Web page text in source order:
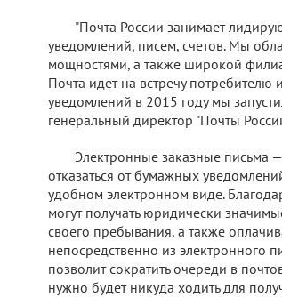
"Почта России занимает
уведомлений, писем, счетов. Мы
мощностями, а также широкой
Почта идет на встречу
уведомлений в 2015 году мы
генеральный директор "Почты
Электронные заказные письма
отказаться от бумажных
удобном электронном виде.
могут получать юридически
своего пребывания, а также
непосредственно из электронного
позволит сократить очереди в
нужно будет никуда ходить для